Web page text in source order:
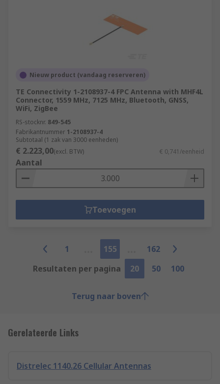
Nieuw product (vandaag reserveren)
TE Connectivity 1-2108937-4 FPC Antenna with MHF4L
Connector, 1559 MHz, 7125 MHz, Bluetooth, GNSS,
WiFi, ZigBee
RS-stocknr. 849-545
Fabrikantnummer 1-2108937-4
Subtotaal (1 zak van 3000 eenheden)
€ 2.223,00(excl. BTW) € 0,741/eenheid
Aantal
Toevoegen
1 155
162
Resultaten per pagina
20 50 100
Terug naar boven
Gerelateerde Links
Distrelec 1140.26 Cellular Antennas